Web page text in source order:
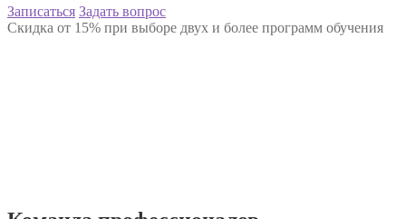
Записаться Задать вопрос
Скидка от 15% при выборе двух и более программ обучения